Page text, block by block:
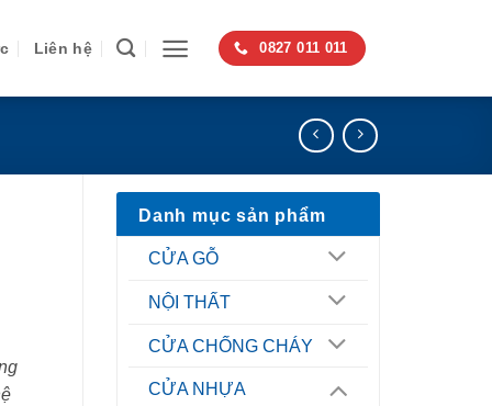
Liên hệ 0827 011 011
Danh mục sản phẩm
CỬA GỖ
NỘI THẤT
CỬA CHỐNG CHÁY
CỬA NHỰA